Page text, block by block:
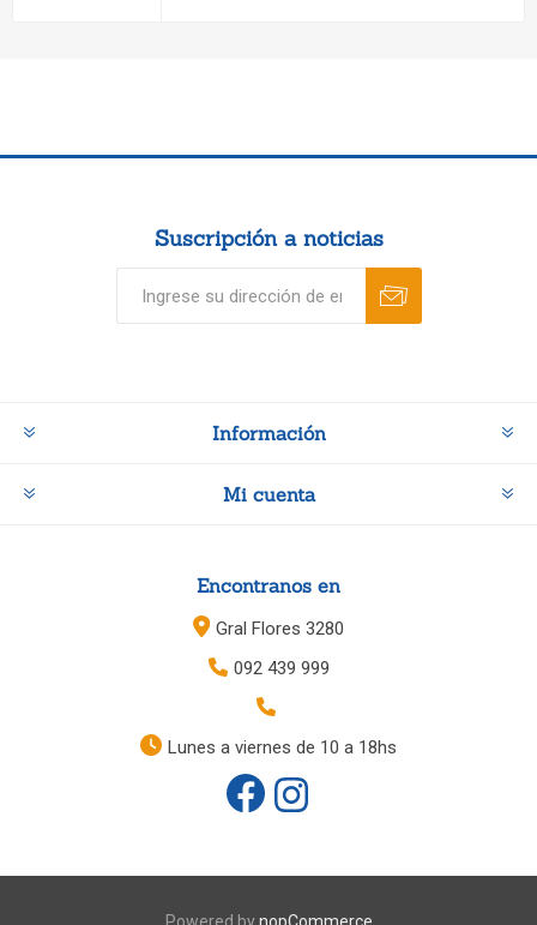
Suscripción a noticias
Información
Mi cuenta
Encontranos en
Gral Flores 3280
092 439 999
Lunes a viernes de 10 a 18hs